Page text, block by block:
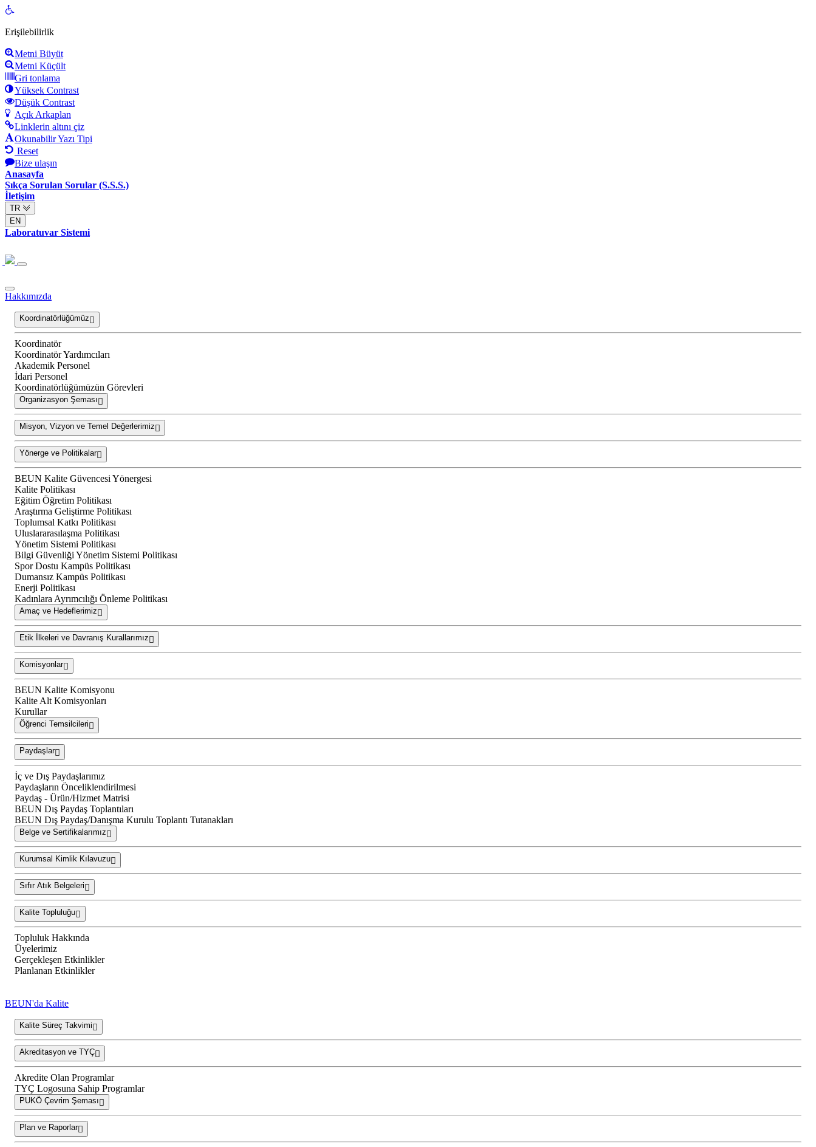
Open
Erişilebilirlik
Metni Büyüt
Metni Küçült
Gri tonlama
Yüksek Contrast
Düşük Contrast
Açık Arkaplan
Linklerin altını çiz
Okunabilir Yazı Tipi
Reset
Bize ulaşın
Anasayfa
Sıkça Sorulan Sorular (S.S.S.)
İletişim
TR
EN
Laboratuvar Sistemi
Hakkımızda
Koordinatörlüğümüz
Koordinatör
Koordinatör Yardımcıları
Akademik Personel
İdari Personel
Koordinatörlüğümüzün Görevleri
Organizasyon Şeması
Misyon, Vizyon ve Temel Değerlerimiz
Yönerge ve Politikalar
BEUN Kalite Güvencesi Yönergesi
Kalite Politikası
Eğitim Öğretim Politikası
Araştırma Geliştirme Politikası
Toplumsal Katkı Politikası
Uluslararasılaşma Politikası
Yönetim Sistemi Politikası
Bilgi Güvenliği Yönetim Sistemi Politikası
Spor Dostu Kampüs Politikası
Dumansız Kampüs Politikası
Enerji Politikası
Kadınlara Ayrımcılığı Önleme Politikası
Amaç ve Hedeflerimiz
Etik İlkeleri ve Davranış Kurallarımız
Komisyonlar
BEUN Kalite Komisyonu
Kalite Alt Komisyonları
Kurullar
Öğrenci Temsilcileri
Paydaşlar
İç ve Dış Paydaşlarımız
Paydaşların Önceliklendirilmesi
Paydaş - Ürün/Hizmet Matrisi
BEUN Dış Paydaş Toplantıları
BEUN Dış Paydaş/Danışma Kurulu Toplantı Tutanakları
Belge ve Sertifikalarımız
Kurumsal Kimlik Kılavuzu
Sıfır Atık Belgeleri
Kalite Topluluğu
Topluluk Hakkında
Üyelerimiz
Gerçekleşen Etkinlikler
Planlanan Etkinlikler
BEUN'da Kalite
Kalite Süreç Takvimi
Akreditasyon ve TYÇ
Akredite Olan Programlar
TYÇ Logosuna Sahip Programlar
PUKÖ Çevrim Şeması
Plan ve Raporlar